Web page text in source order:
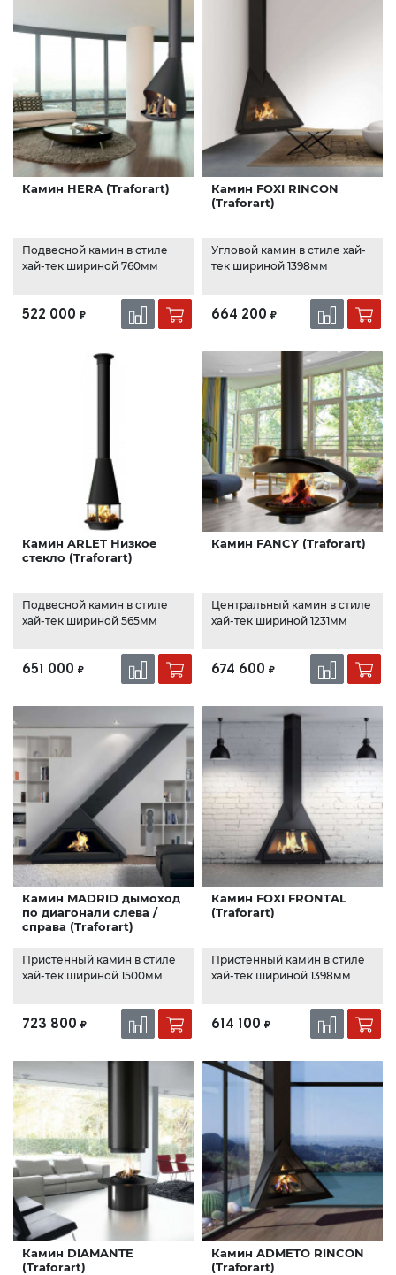
Камин HERA (Traforart)
Подвесной камин в стиле
хай-тек шириной 760мм
522 000 ₽
Камин FOXI RINCON
(Traforart)
Угловой камин в стиле хай-
тек шириной 1398мм
664 200 ₽
Камин ARLET Низкое
стекло (Traforart)
Подвесной камин в стиле
хай-тек шириной 565мм
651 000 ₽
Камин FANCY (Traforart)
Центральный камин в стиле
хай-тек шириной 1231мм
674 600 ₽
Камин MADRID дымоход
по диагонали слева /
справа (Traforart)
Пристенный камин в стиле
хай-тек шириной 1500мм
723 800 ₽
Камин FOXI FRONTAL
(Traforart)
Пристенный камин в стиле
хай-тек шириной 1398мм
614 100 ₽
Камин DIAMANTE
(Traforart)
Камин ADMETO RINCON
(Traforart)